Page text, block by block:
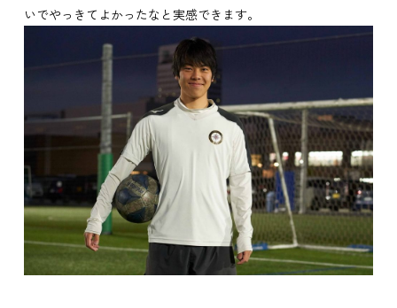
いでやっきてよかったなと実感できます。